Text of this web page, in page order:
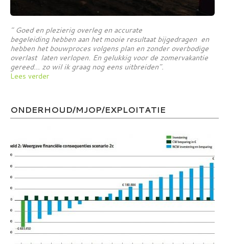
” Goed en plezierig overleg en accurate
begeleiding hebben aan het mooie resultaat bijgedragen en
hebben het bouwproces volgens plan en zonder overbodige
overlast laten verlopen. En gelukkig voor de zomervakantie
gereed… zo wil ik graag nog eens uitbreiden”.
Lees verder
ONDERHOUD/MJOP/EXPLOITATIE